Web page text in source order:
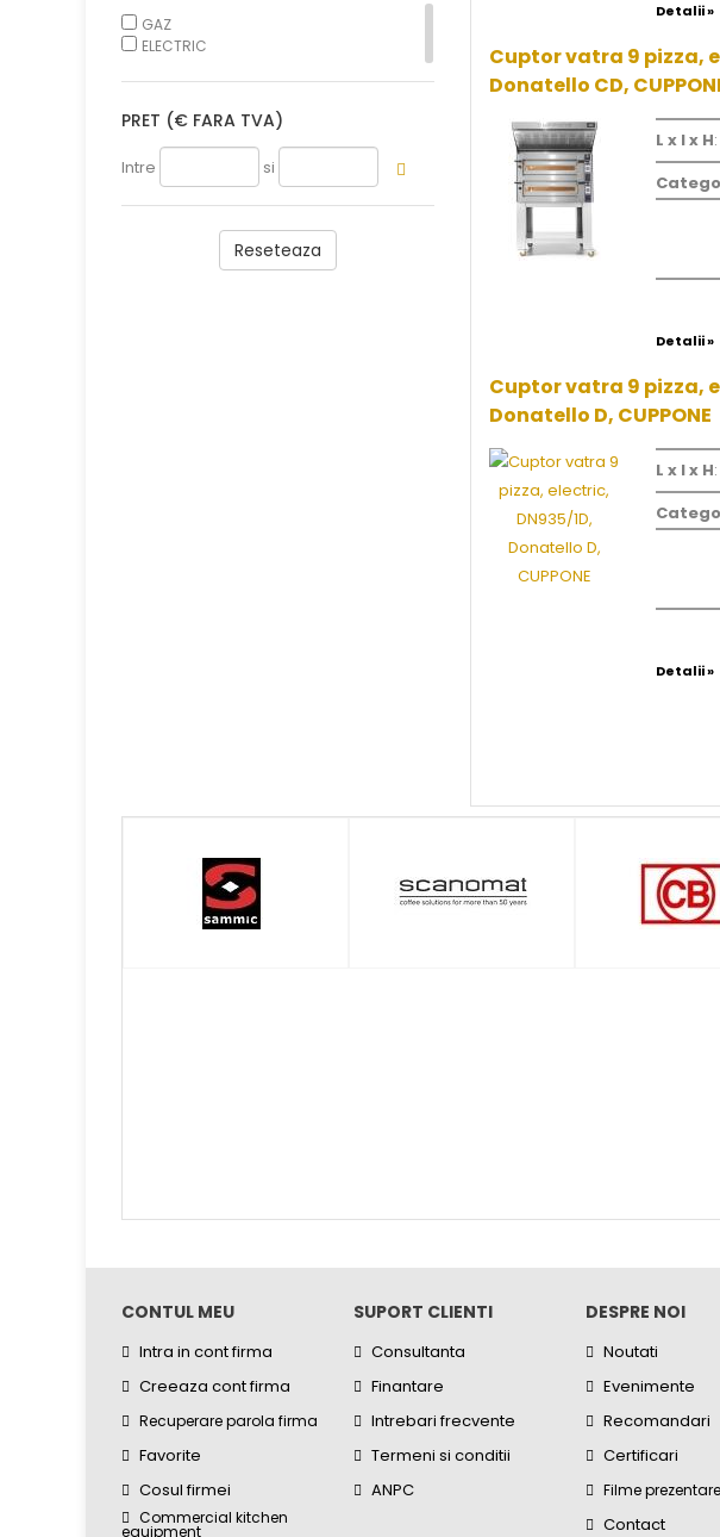
GAZ
ELECTRIC
PRET (€ FARA TVA)
Intre si
Reseteaza
Detalii »
Cuptor vatra 9 pizza,
Donatello CD,
L x l x H
Detalii »
Cuptor vatra 9 pizza,
Donatello D, CUPPONE
L x l x H
Detalii »
CONTUL MEU
Intra in cont firma
Creeaza cont firma
Recuperare parola firma
Favorite
Cosul firmei
Commercial kitchen
equipment
SUPORT CLIENTI
Consultanta
Finantare
Intrebari frecvente
Termeni si conditii
ANPC
DESPRE NOI
Noutati
Evenimente
Recomandari
Certificari
Filme
Contact